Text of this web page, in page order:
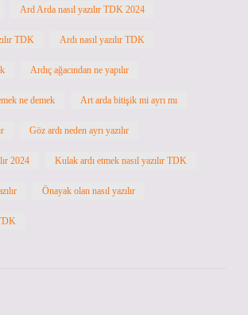
Ard Arda nasıl yazılır TDK 2024
TDK Ardı nasıl yazılır TDK
Ardıç ağacından ne yapılır
ne demek Art arda bitişik mi ayrı mı
Göz ardı neden ayrı yazılır
2024 Kulak ardı etmek nasıl yazılır TDK
Önayak olan nasıl yazılır